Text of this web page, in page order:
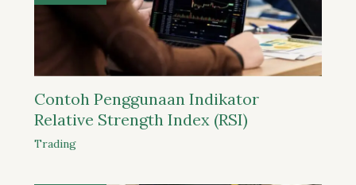
Contoh Penggunaan Indikator
Relative Strength Index (RSI)
Trading